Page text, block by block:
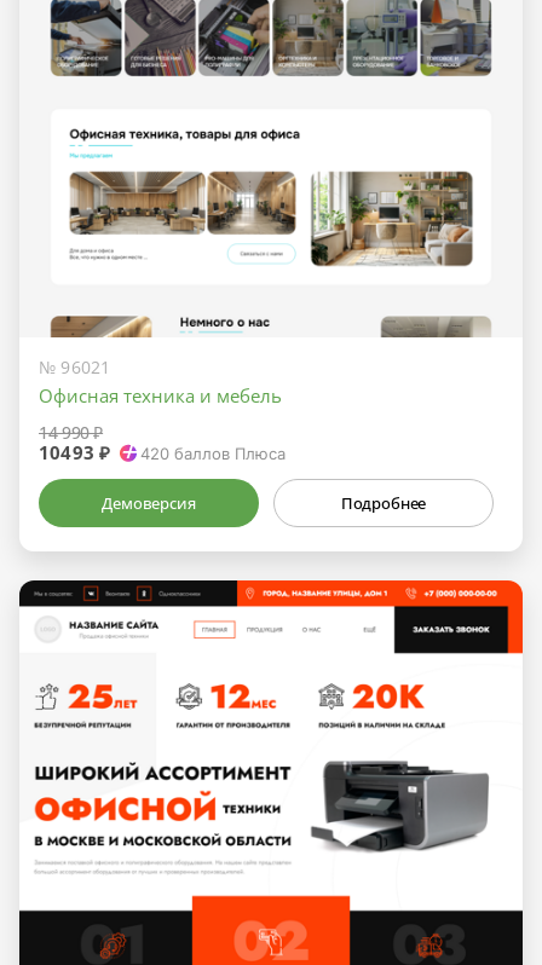
№ 96021
Офисная техника и мебель
14 990 ₽
10493 ₽ 420 баллов Плюса
Демоверсия Подробнее